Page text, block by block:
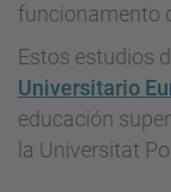
funcionamento
Estos estudios
Universitario
educación
la Universitat